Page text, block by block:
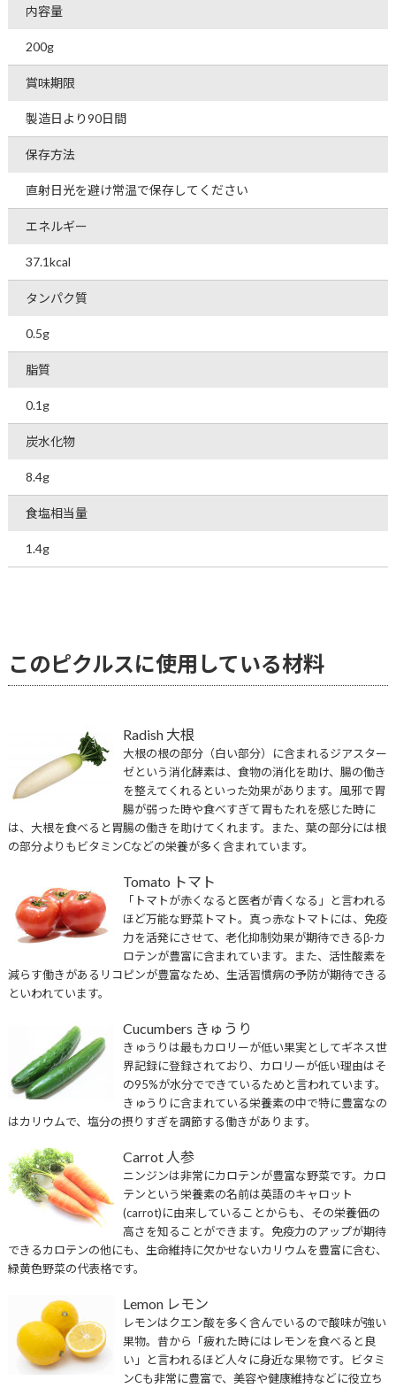
内容量
200g
賞味期限
製造日より90日間
保存方法
直射日光を避け常温で保存してください
エネルギー
37.1kcal
タンパク質
0.5g
脂質
0.1g
炭水化物
8.4g
食塩相当量
1.4g
このピクルスに使用している材料
Radish 大根
大根の根の部分（白い部分）に含まれるジアスター
ゼという消化酵素は、食物の消化を助け、腸の働き
を整えてくれるといった効果があります。風邪で胃
腸が弱った時や食べすぎて胃もたれを感じた時に
は、大根を食べると胃腸の働きを助けてくれます。また、葉の部分には根
の部分よりもビタミンCなどの栄養が多く含まれています。
Tomato トマト
「トマトが赤くなると医者が青くなる」と言われる
ほど万能な野菜トマト。真っ赤なトマトには、免疫
力を活発にさせて、老化抑制効果が期待できるβ-カ
ロテンが豊富に含まれています。また、活性酸素を
減らす働きがあるリコピンが豊富なため、生活習慣病の予防が期待できる
といわれています。
Cucumbers きゅうり
きゅうりは最もカロリーが低い果実としてギネス世
界記録に登録されており、カロリーが低い理由はそ
の95%が水分でできているためと言われています。
きゅうりに含まれている栄養素の中で特に豊富なの
はカリウムで、塩分の摂りすぎを調節する働きがあります。
Carrot 人参
ニンジンは非常にカロテンが豊富な野菜です。カロ
テンという栄養素の名前は英語のキャロット
(carrot)に由来していることからも、その栄養価の
高さを知ることができます。免疫力のアップが期待
できるカロテンの他にも、生命維持に欠かせないカリウムを豊富に含む、
緑黄色野菜の代表格です。
Lemon レモン
レモンはクエン酸を多く含んでいるので酸味が強い
果物。昔から「疲れた時にはレモンを食べると良
い」と言われるほど人々に身近な果物です。ビタミ
ンCも非常に豊富で、美容や健康維持などに役立ち